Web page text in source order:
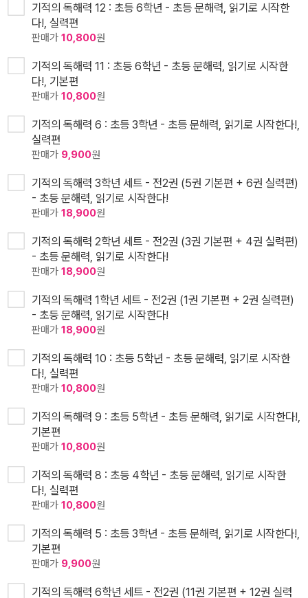
기적의 독해력 12 : 초등 6학년 - 초등 문해력, 읽기로 시작한
다!, 실력편
판매가 10,800원
기적의 독해력 11 : 초등 6학년 - 초등 문해력, 읽기로 시작한
다!, 기본편
판매가 10,800원
기적의 독해력 6 : 초등 3학년 - 초등 문해력, 읽기로 시작한다!,
실력편
판매가 9,900원
기적의 독해력 3학년 세트 - 전2권 (5권 기본편 + 6권 실력편)
- 초등 문해력, 읽기로 시작한다!
판매가 18,900원
기적의 독해력 2학년 세트 - 전2권 (3권 기본편 + 4권 실력편)
- 초등 문해력, 읽기로 시작한다!
판매가 18,900원
기적의 독해력 1학년 세트 - 전2권 (1권 기본편 + 2권 실력편)
- 초등 문해력, 읽기로 시작한다!
판매가 18,900원
기적의 독해력 10 : 초등 5학년 - 초등 문해력, 읽기로 시작한
다!, 실력편
판매가 10,800원
기적의 독해력 9 : 초등 5학년 - 초등 문해력, 읽기로 시작한다!,
기본편
판매가 10,800원
기적의 독해력 8 : 초등 4학년 - 초등 문해력, 읽기로 시작한
다!, 실력편
판매가 10,800원
기적의 독해력 5 : 초등 3학년 - 초등 문해력, 읽기로 시작한다!,
기본편
판매가 9,900원
기적의 독해력 6학년 세트 - 전2권 (11권 기본편 + 12권 실력